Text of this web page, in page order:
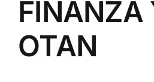
FINANZA
OTAN